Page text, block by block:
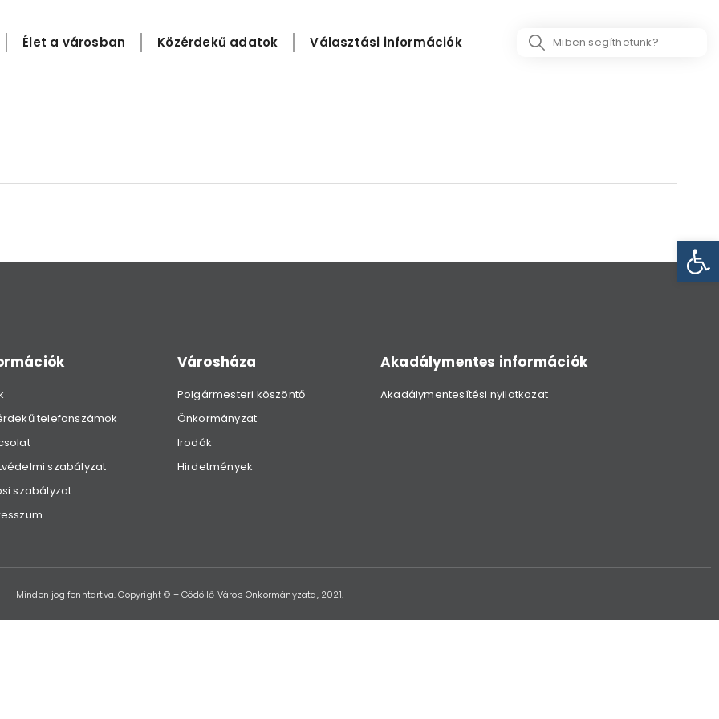
Élet a városban Közérdekű adatok Választási információk
Search
telefonszámok
szabályzat
szabályzat
Városháza
Polgármesteri köszöntő
Önkormányzat
Irodák
Hirdetmények
Akadálymentes információk
Akadálymentesítési nyilatkozat
Minden jog fenntartva. Copyright © – Gödöllő Város Önkormányzata, 2021.